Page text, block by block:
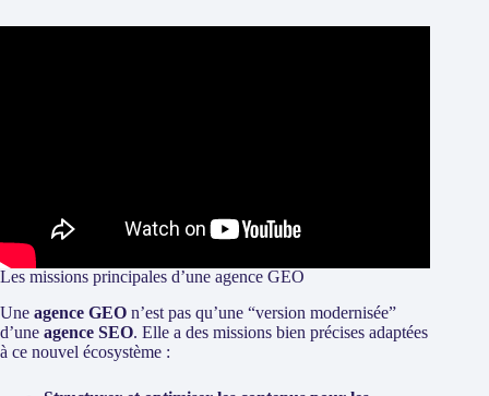
Les missions principales d’une agence GEO
Une agence GEO n’est pas qu’une “version modernisée”
d’une agence SEO. Elle a des missions bien précises adaptées
à ce nouvel écosystème :